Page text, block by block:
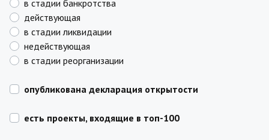
в стадии банкротства
действующая
в стадии ликвидации
недействующая
в стадии реорганизации
опубликована декларация открытости
есть проекты, входящие в топ-100